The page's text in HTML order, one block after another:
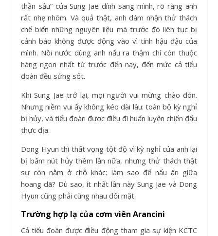
thần sầu” của Sung Jae dính sang mình, rõ ràng anh
rất nhẹ nhõm. Và quả thật, anh dám nhận thử thách
chế biến những nguyên liệu mà trước đó liên tục bị
cảnh báo không được động vào vì tính hậu đậu của
mình. Nồi nước dùng anh nấu ra thậm chí còn thuộc
hàng ngon nhất từ trước đến nay, đến mức cả tiểu
đoàn đều sửng sốt.
Khi Sung Jae trở lại, mọi người vui mừng chào đón.
Nhưng niềm vui ấy không kéo dài lâu: toàn bộ kỳ nghỉ
bị hủy, và tiểu đoàn được điều đi huấn luyện chiến đấu
thực địa.
Dong Hyun thì thất vọng tột độ vì kỳ nghỉ của anh lại
bị bấm nút hủy thêm lần nữa, nhưng thử thách thật
sự còn nằm ở chỗ khác: làm sao để nấu ăn giữa
hoang dã? Dù sao, ít nhất lần này Sung Jae và Dong
Hyun cũng phải cùng nhau đối mặt.
Trường hợp lạ của cơm viên Arancini
Cả tiểu đoàn được điều động tham gia sự kiện KCTC